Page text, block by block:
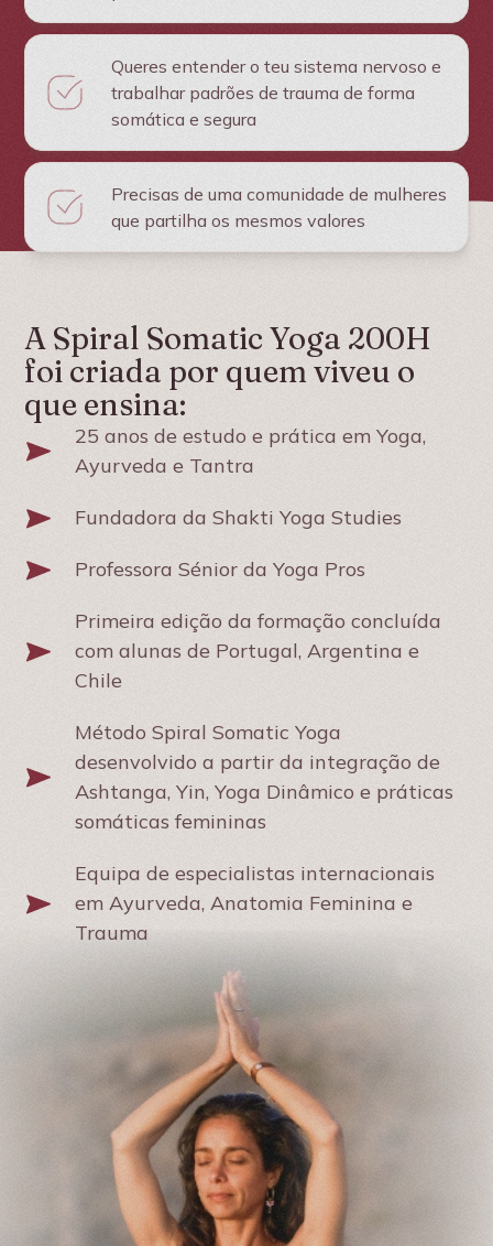
Queres entender o teu sistema nervoso e
trabalhar padrões de trauma de forma
somática e segura
Precisas de uma comunidade de mulheres
que partilha os mesmos valores
A Spiral Somatic Yoga 200H
foi criada por quem viveu o
que ensina:
25 anos de estudo e prática em Yoga,
Ayurveda e Tantra
Fundadora da Shakti Yoga Studies
Professora Sénior da Yoga Pros
Primeira edição da formação concluída
com alunas de Portugal, Argentina e
Chile
Método Spiral Somatic Yoga
desenvolvido a partir da integração de
Ashtanga, Yin, Yoga Dinâmico e práticas
somáticas femininas
Equipa de especialistas internacionais
em Ayurveda, Anatomia Feminina e
Trauma